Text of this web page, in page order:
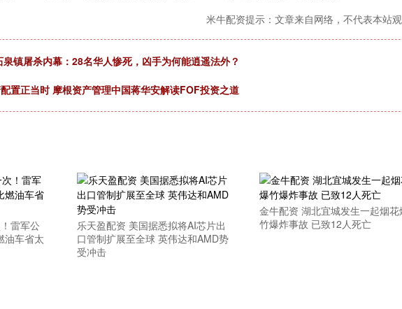
米牛配资提示：文章来自网络，不代表本站观
镇屠杀内幕：28名华人惨死，凶手为何能逍遥法外？
置正当时 摩根资产管理中国蒋华安解读FOF投资之道
雷军公
油车省太
乐天盈配资 美国据悉拟将AI芯片出
口管制扩展至全球 英伟达和AMD势
受冲击
金牛配资 湖北宜城发生一起烟花
竹爆炸事故 已致12人死亡